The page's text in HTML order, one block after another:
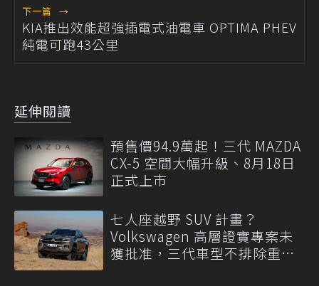
下一篇 →
KIA推出效能超強插電式油電車 OPTIMA PHEV
純電可跑43公里
延伸閱讀
預售價94.9萬起！三代 MAZDA
CX-5 空間大幅升級、8月18日
正式上市
七人座越野 SUV 計畫？
Volkswagen 高層證實專案未
獲批准，三代車型不排除重